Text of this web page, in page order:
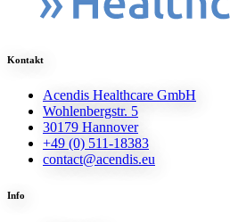
Kontakt
Acendis Healthcare GmbH
Wohlenbergstr. 5
30179 Hannover
+49 (0) 511-18383
contact@acendis.eu
Info